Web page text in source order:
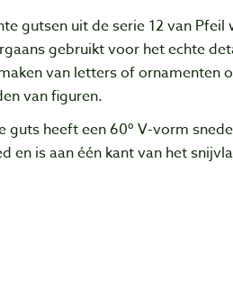
gutsen uit de serie 12 van Pfeil
gebruikt voor het echte
van letters of ornamenten
van figuren.
guts heeft een 60º V-vorm
en is aan één kant van het